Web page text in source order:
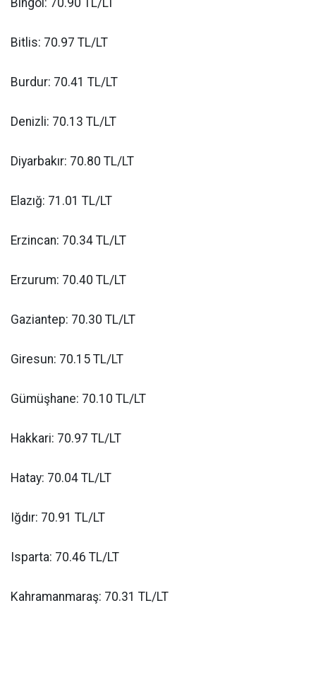
Bitlis: 70.97 TL/LT
Burdur: 70.41 TL/LT
Denizli: 70.13 TL/LT
Diyarbakır: 70.80 TL/LT
Elazığ: 71.01 TL/LT
Erzincan: 70.34 TL/LT
Erzurum: 70.40 TL/LT
Gaziantep: 70.30 TL/LT
Giresun: 70.15 TL/LT
Gümüşhane: 70.10 TL/LT
Hakkari: 70.97 TL/LT
Hatay: 70.04 TL/LT
Iğdır: 70.91 TL/LT
Isparta: 70.46 TL/LT
Kahramanmaraş: 70.31 TL/LT